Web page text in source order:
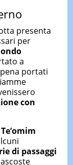
presenta
per
a
portati
con
di passaggi